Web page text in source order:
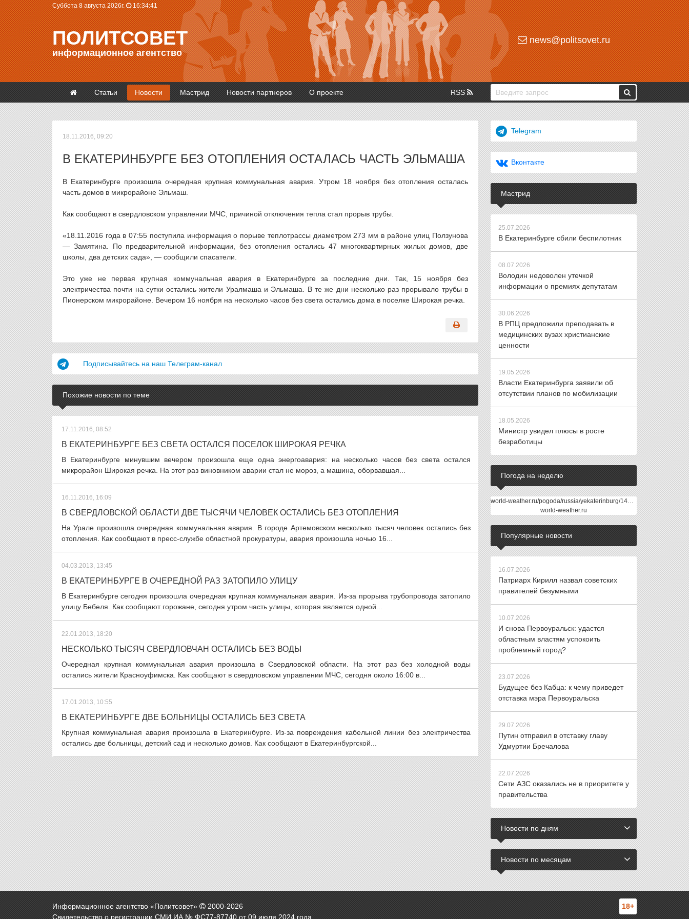
Суббота 8 августа 2026г. 16:34:41
ПОЛИТСОВЕТ
информационное агентство
news@politsovet.ru
Статьи Новости Мастрид Новости партнеров О проекте RSS
18.11.2016, 09:20
В ЕКАТЕРИНБУРГЕ БЕЗ ОТОПЛЕНИЯ ОСТАЛАСЬ ЧАСТЬ ЭЛЬМАША
В Екатеринбурге произошла очередная крупная коммунальная авария. Утром 18 ноября без отопления осталась
часть домов в микрорайоне Эльмаш.
Как сообщают в свердловском управлении МЧС, причиной отключения тепла стал прорыв трубы.
«18.11.2016 года в 07:55 поступила информация о порыве теплотрассы диаметром 273 мм в районе улиц Ползунова
— Замятина. По предварительной информации, без отопления остались 47 многоквартирных жилых домов, две
школы, два детских сада», — сообщили спасатели.
Это уже не первая крупная коммунальная авария в Екатеринбурге за последние дни. Так, 15 ноября без
электричества почти на сутки остались жители Уралмаша и Эльмаша. В те же дни несколько раз прорывало трубы в
Пионерском микрорайоне. Вечером 16 ноября на несколько часов без света остались дома в поселке Широкая речка.
Подписывайтесь на наш Телеграм-канал
Похожие новости по теме
17.11.2016, 08:52
В ЕКАТЕРИНБУРГЕ БЕЗ СВЕТА ОСТАЛСЯ ПОСЕЛОК ШИРОКАЯ РЕЧКА
В Екатеринбурге минувшим вечером произошла еще одна энергоавария: на несколько часов без света остался
микрорайон Широкая речка. На этот раз виновником аварии стал не мороз, а машина, оборвавшая...
16.11.2016, 16:09
В СВЕРДЛОВСКОЙ ОБЛАСТИ ДВЕ ТЫСЯЧИ ЧЕЛОВЕК ОСТАЛИСЬ БЕЗ ОТОПЛЕНИЯ
На Урале произошла очередная коммунальная авария. В городе Артемовском несколько тысяч человек остались без
отопления. Как сообщают в пресс-службе областной прокуратуры, авария произошла ночью 16...
04.03.2013, 13:45
В ЕКАТЕРИНБУРГЕ В ОЧЕРЕДНОЙ РАЗ ЗАТОПИЛО УЛИЦУ
В Екатеринбурге сегодня произошла очередная крупная коммунальная авария. Из-за прорыва трубопровода затопило
улицу Бебеля. Как сообщают горожане, сегодня утром часть улицы, которая является одной...
22.01.2013, 18:20
НЕСКОЛЬКО ТЫСЯЧ СВЕРДЛОВЧАН ОСТАЛИСЬ БЕЗ ВОДЫ
Очередная крупная коммунальная авария произошла в Свердловской области. На этот раз без холодной воды
остались жители Красноуфимска. Как сообщают в свердловском управлении МЧС, сегодня около 16:00 в...
17.01.2013, 10:55
В ЕКАТЕРИНБУРГЕ ДВЕ БОЛЬНИЦЫ ОСТАЛИСЬ БЕЗ СВЕТА
Крупная коммунальная авария произошла в Екатеринбурге. Из-за повреждения кабельной линии без электричества
остались две больницы, детский сад и несколько домов. Как сообщают в Екатеринбургской...
Telegram
Вконтакте
Мастрид
25.07.2026
В Екатеринбурге сбили беспилотник
08.07.2026
Володин недоволен утечкой
информации о премиях депутатам
30.06.2026
В РПЦ предложили преподавать в
медицинских вузах христианские
ценности
19.05.2026
Власти Екатеринбурга заявили об
отсутствии планов по мобилизации
18.05.2026
Министр увидел плюсы в росте
безработицы
Погода на неделю
world-weather.ru/pogoda/russia/yekaterinburg/14days/
world-weather.ru
Популярные новости
16.07.2026
Патриарх Кирилл назвал советских
правителей безумными
10.07.2026
И снова Первоуральск: удастся
областным властям успокоить
проблемный город?
23.07.2026
Будущее без Кабца: к чему приведет
отставка мэра Первоуральска
29.07.2026
Путин отправил в отставку главу
Удмуртии Бречалова
22.07.2026
Сети АЗС оказались не в приоритете у
правительства
Новости по дням
Новости по месяцам
Информационное агентство «Политсовет» 2000-2026
Свидетельство о регистрации СМИ ИА № ФС77-87740 от 09 июля 2024 года.
18+